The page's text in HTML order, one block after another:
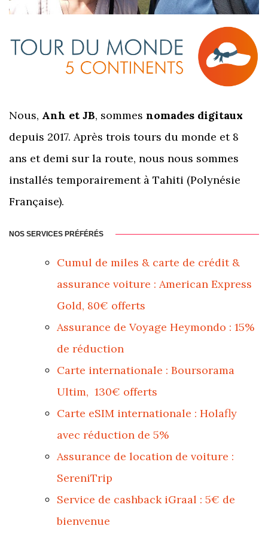
Nous, Anh et JB, sommes nomades digitaux
depuis 2017. Après trois tours du monde et 8
ans et demi sur la route, nous nous sommes
installés temporairement à Tahiti (Polynésie
Française).
NOS SERVICES PRÉFÉRÉS
Cumul de miles & carte de crédit &
assurance voiture : American Express
Gold, 80€ offerts
Assurance de Voyage Heymondo : 15%
de réduction
Carte internationale : Boursorama
Ultim, 130€ offerts
Carte eSIM internationale : Holafly
avec réduction de 5%
Assurance de location de voiture :
SereniTrip
Service de cashback iGraal : 5€ de
bienvenue